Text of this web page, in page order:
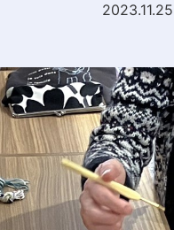
2023.11.25